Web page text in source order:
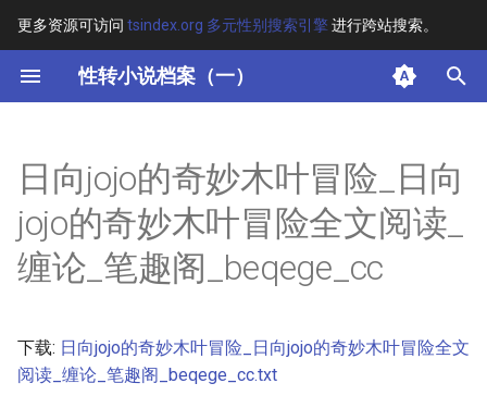
更多资源可访问 tsindex.org 多元性别搜索引擎进行跨站搜索。
性转小说档案（一）
键
开
始
搜
其他信息 [Processed Page
Metadata]
正文
日向jojo的奇妙木叶冒险_日向
jojo的奇妙木叶冒险全文阅读_
缠论_笔趣阁_beqege_cc
下载: 日向jojo的奇妙木叶冒险_日向jojo的奇妙木叶冒险全文
阅读_缠论_笔趣阁_beqege_cc.txt